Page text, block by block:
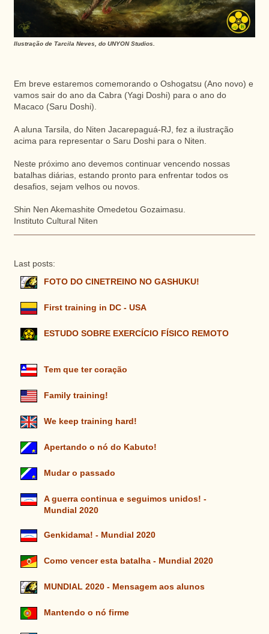
Ilustração de Tarcila Neves, do UNYON Studios.
Em breve estaremos comemorando o Oshogatsu (Ano novo) e
vamos sair do ano da Cabra (Yagi Doshi) para o ano do
Macaco (Saru Doshi).
A aluna Tarsila, do Niten Jacarepaguá-RJ, fez a ilustração
acima para representar o Saru Doshi para o Niten.
Neste próximo ano devemos continuar vencendo nossas
batalhas diárias, estando pronto para enfrentar todos os
desafios, sejam velhos ou novos.
Shin Nen Akemashite Omedetou Gozaimasu.
Instituto Cultural Niten
Last posts:
FOTO DO CINETREINO NO GASHUKU!
First training in DC - USA
ESTUDO SOBRE EXERCÍCIO FÍSICO REMOTO
Tem que ter coração
Family training!
We keep training hard!
Apertando o nó do Kabuto!
Mudar o passado
A guerra continua e seguimos unidos! -
Mundial 2020
Genkidama! - Mundial 2020
Como vencer esta batalha - Mundial 2020
MUNDIAL 2020 - Mensagem aos alunos
Mantendo o nó firme